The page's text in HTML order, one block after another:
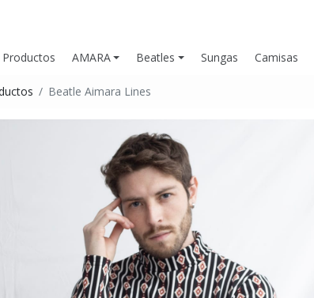
AMARA Beatles Sungas Camisas
Beatle Aimara Lines